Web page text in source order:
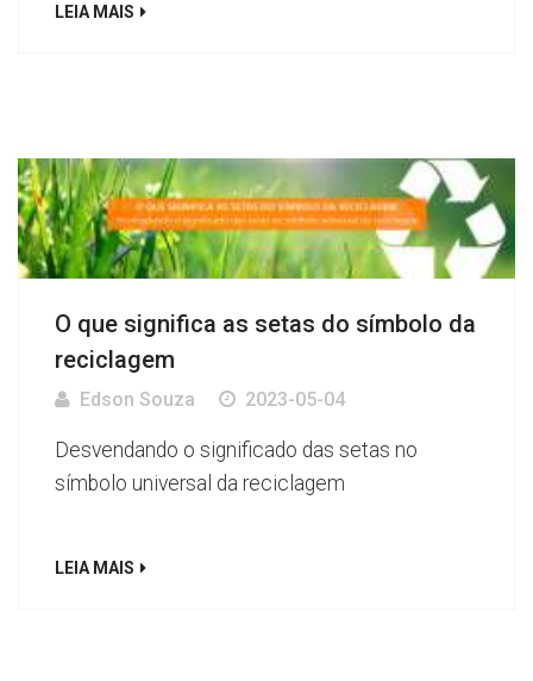
LEIA MAIS
O que significa as setas do símbolo da
reciclagem
Edson Souza 2023-05-04
Desvendando o significado das setas no
símbolo universal da reciclagem
LEIA MAIS